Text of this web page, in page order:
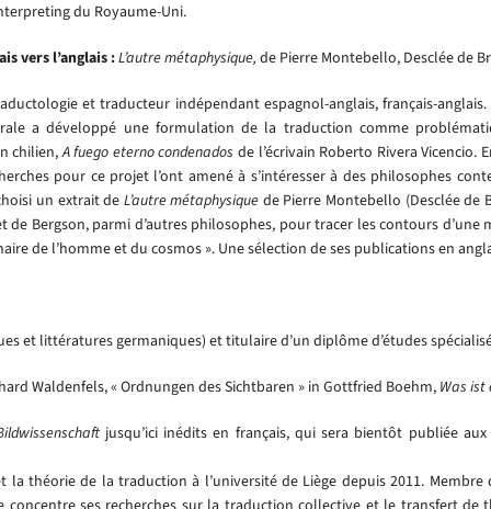
du Royaume-Uni.
vers l’anglais :L’autre métaphysique, de Pierre Montebello, Desclée de
et traducteur indépendant espagnol-anglais, français-
a développé une formulation de la traduction comme
chilien,A fuego eterno condenados de l’écrivain Roberto Rivera Vicencio.
pour ce projet l’ont amené à s’intéresser à des philosophes
un extrait de L’autre métaphysique de Pierre Montebello (Desclée de
Bergson, parmi d’autres philosophes, pour tracer les contours
de l’homme et du cosmos ». Une sélection de ses publications en
et littératures germaniques) et titulaire d’un diplôme d’études
Waldenfels, « Ordnungen des Sichtbaren » in Gottfried Boehm, Was ist
jusqu’ici inédits en français, qui sera bientôt publiée
théorie de la traduction à l’université de Liège depuis 2011.